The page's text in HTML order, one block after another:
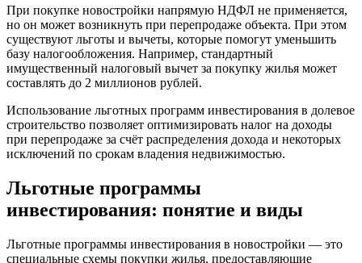
При покупке новостройки напрямую НДФЛ не применяется,
но он может возникнуть при перепродаже объекта. При этом
существуют льготы и вычеты, которые помогут уменьшить
базу налогообложения. Например, стандартный
имущественный налоговый вычет за покупку жилья может
составлять до 2 миллионов рублей.
Использование льготных программ инвестирования в долевое
строительство позволяет оптимизировать налог на доходы
при перепродаже за счёт распределения дохода и некоторых
исключений по срокам владения недвижимостью.
Льготные программы
инвестирования: понятие и виды
Льготные программы инвестирования в новостройки — это
специальные схемы покупки жилья, предоставляющие